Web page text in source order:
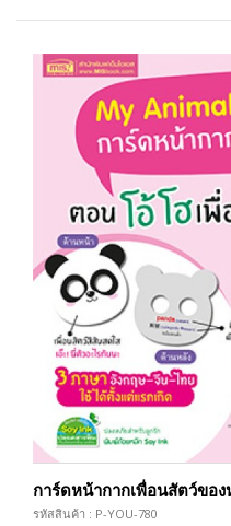
การ์ดหน้ากากเพื่อนสัตว์ขอ
รหัสสินค้า : P-YOU-780